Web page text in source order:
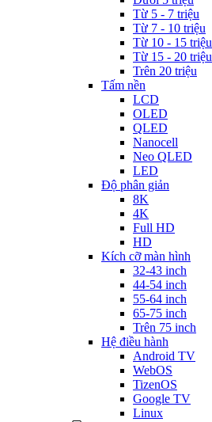
Từ 5 - 7 triệu
Từ 7 - 10 triệu
Từ 10 - 15 triệu
Từ 15 - 20 triệu
Trên 20 triệu
Tấm nền
LCD
OLED
QLED
Nanocell
Neo QLED
LED
Độ phân giản
8K
4K
Full HD
HD
Kích cỡ màn hình
32-43 inch
44-54 inch
55-64 inch
65-75 inch
Trên 75 inch
Hệ điều hành
Android TV
WebOS
TizenOS
Google TV
Linux